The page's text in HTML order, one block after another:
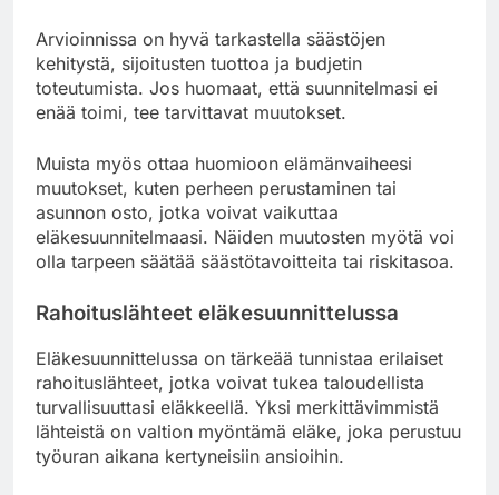
Arvioinnissa on hyvä tarkastella säästöjen
kehitystä, sijoitusten tuottoa ja budjetin
toteutumista. Jos huomaat, että suunnitelmasi ei
enää toimi, tee tarvittavat muutokset.
Muista myös ottaa huomioon elämänvaiheesi
muutokset, kuten perheen perustaminen tai
asunnon osto, jotka voivat vaikuttaa
eläkesuunnitelmaasi. Näiden muutosten myötä voi
olla tarpeen säätää säästötavoitteita tai riskitasoa.
Rahoituslähteet eläkesuunnittelussa
Eläkesuunnittelussa on tärkeää tunnistaa erilaiset
rahoituslähteet, jotka voivat tukea taloudellista
turvallisuuttasi eläkkeellä. Yksi merkittävimmistä
lähteistä on valtion myöntämä eläke, joka perustuu
työuran aikana kertyneisiin ansioihin.